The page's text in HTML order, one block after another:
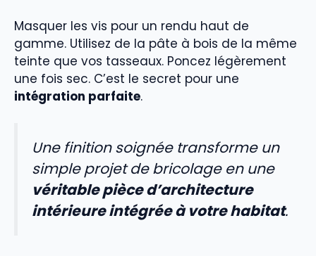
Masquer les vis pour un rendu haut de
gamme. Utilisez de la pâte à bois de la même
teinte que vos tasseaux. Poncez légèrement
une fois sec. C’est le secret pour une
intégration parfaite.
Une finition soignée transforme un
simple projet de bricolage en une
véritable pièce d’architecture
intérieure intégrée à votre habitat.